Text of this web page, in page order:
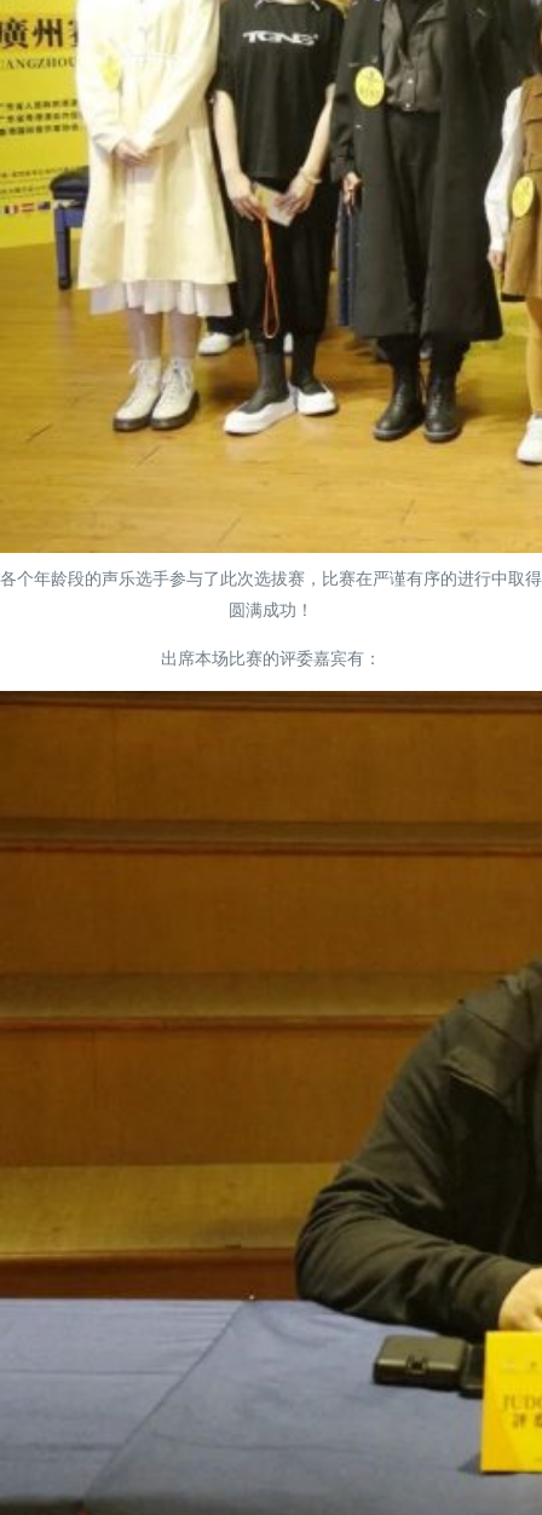
各个年龄段的声乐选手参与了此次选拔赛，比赛在严谨有序的进行中取得
圆满成功！
出席本场比赛的评委嘉宾有：